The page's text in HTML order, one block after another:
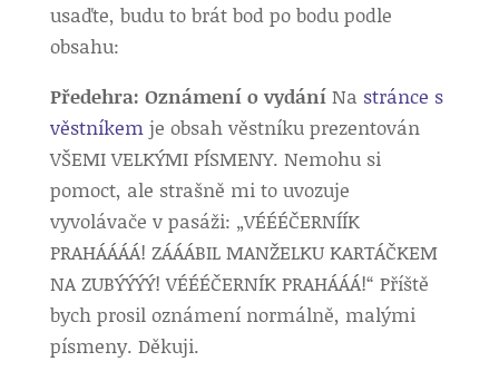
usaďte, budu to brát bod po bodu podle
obsahu:
Předehra: Oznámení o vydáníNa stránce s
věstníkemje obsah věstníku prezentován
VŠEMI VELKÝMI PÍSMENY. Nemohu si
pomoct, ale strašně mi to uvozuje
vyvolávače v pasáži: „VÉÉÉČERNÍÍK
PRAHÁÁÁÁ! ZÁÁÁBIL MANŽELKU KARTÁČKEM
NA ZUBÝÝÝÝ! VÉÉÉČERNÍK PRAHÁÁÁ!“ Příště
bych prosil oznámení normálně, malými
písmeny. Děkuji.